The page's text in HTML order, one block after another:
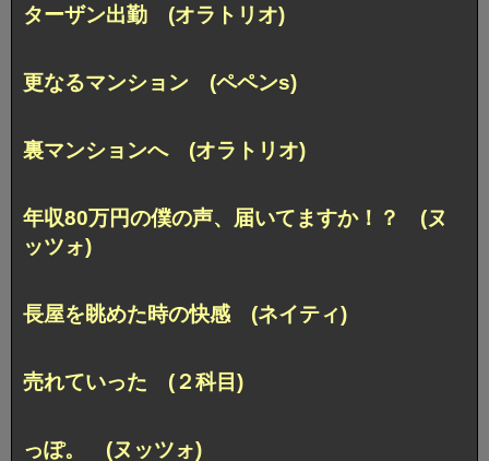
ターザン出勤 (オラトリオ)
更なるマンション (ペペンs)
裏マンションへ (オラトリオ)
年収80万円の僕の声、届いてますか！？ (ヌ
ッツォ)
長屋を眺めた時の快感 (ネイティ)
売れていった (２科目)
っぽ。 (ヌッツォ)